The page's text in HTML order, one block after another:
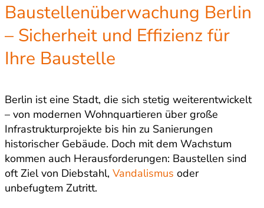
Baustellenüberwachung Berlin
– Sicherheit und Effizienz für
Ihre Baustelle
Berlin ist eine Stadt, die sich stetig weiterentwickelt
– von modernen Wohnquartieren über große
Infrastrukturprojekte bis hin zu Sanierungen
historischer Gebäude. Doch mit dem Wachstum
kommen auch Herausforderungen: Baustellen sind
oft Ziel von Diebstahl, Vandalismus oder
unbefugtem Zutritt.